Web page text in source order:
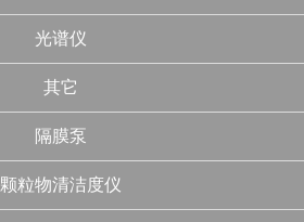
光谱仪
其它
隔膜泵
颗粒物清洁度仪